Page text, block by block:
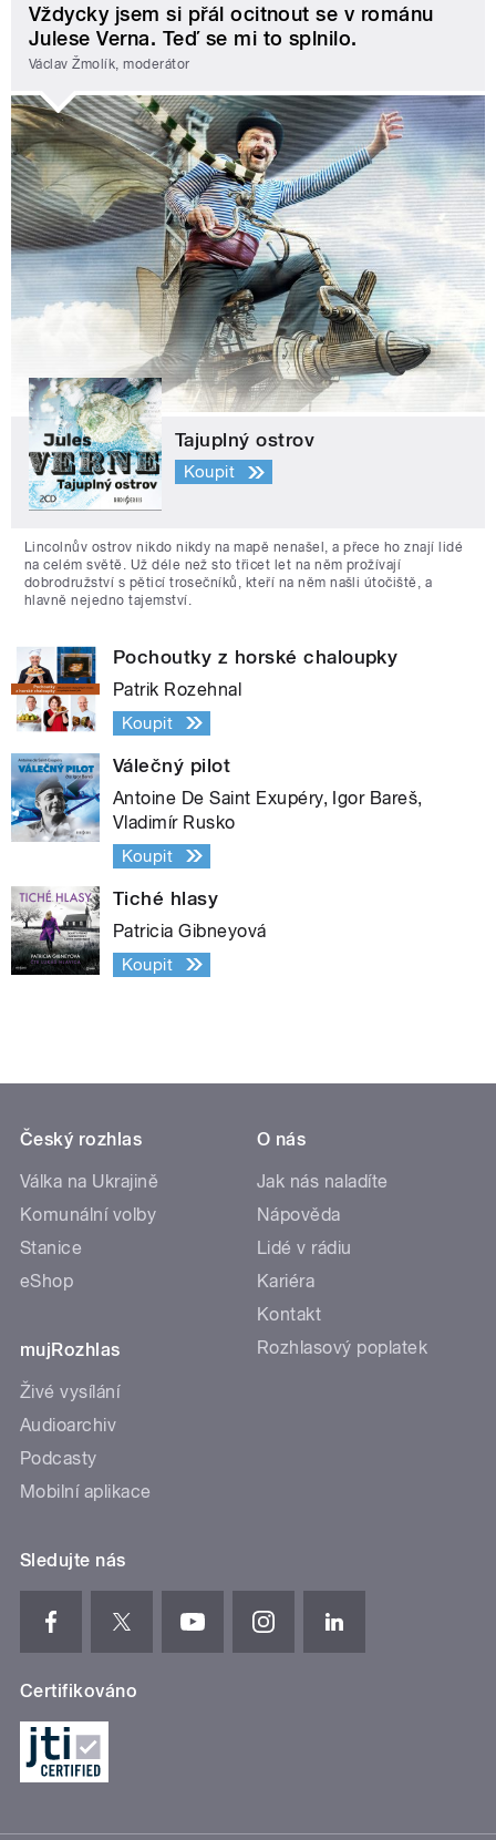
Vždycky jsem si přál ocitnout se v románu
Julese Verna. Teď se mi to splnilo.
Václav Žmolík, moderátor
Tajuplný ostrov
Koupit
Lincolnův ostrov nikdo nikdy na mapě nenašel, a přece ho znají lidé
na celém světě. Už déle než sto třicet let na něm prožívají
dobrodružství s pěticí trosečníků, kteří na něm našli útočiště, a
hlavně nejedno tajemství.
Pochoutky z horské chaloupky
Patrik Rozehnal
Koupit
Válečný pilot
Antoine De Saint Exupéry, Igor Bareš,
Vladimír Rusko
Koupit
Tiché hlasy
Patricia Gibneyová
Koupit
Český rozhlas
Válka na Ukrajině
Komunální volby
Stanice
eShop
mujRozhlas
Živé vysílání
Audioarchiv
Podcasty
Mobilní aplikace
O nás
Jak nás naladíte
Nápověda
Lidé v rádiu
Kariéra
Kontakt
Rozhlasový poplatek
Sledujte nás
Certifikováno